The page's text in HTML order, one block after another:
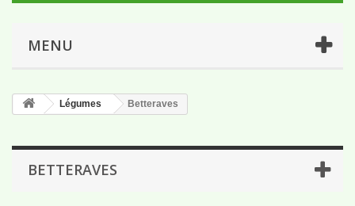
MENU
Légumes Betteraves
BETTERAVES